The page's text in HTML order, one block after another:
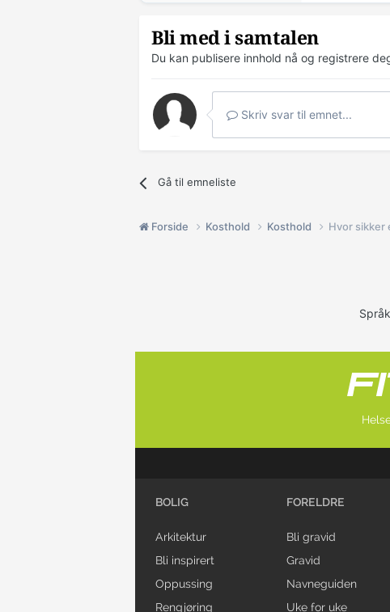
Bli med i samtalen
Du kan publisere innhold nå og registrere
Skriv svar til emnet...
Gå til emneliste
Forside Kosthold Kosthold Hvor sikker
Språk
BOLIG
Arkitektur
Bli inspirert
Oppussing
Rengjøring
FORELDRE
Bli gravid
Gravid
Navneguiden
Uke for uke